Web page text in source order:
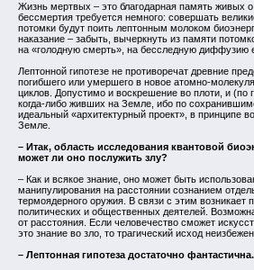
Жизнь мертвых – это благодарная память
бессмертия требуется немного: совершать
потомки будут поить лептонным молоком
наказание – забыть, вычеркнуть из памяти
на «голодную смерть», на бесследную диффузию
Лептонной гипотезе не противоречат древние
погибшего или умершего в новое атомно-
циклов. Допустимо и воскрешение во плоти, и (по
когда-либо живших на Земле, ибо по
идеальный «архитектурный проект», в принципе
Земле.
– Итак, область исследования квантовой
может ли оно послужить злу?
– Как и всякое знание, оно может быть
манипулирования на расстоянии сознанием
термоядерного оружия. В связи с этим возникает
политических и общественных деятелей.
от расстояния. Если человечество сможет
это знание во зло, то трагический исход
– Лептонная гипотеза достаточно